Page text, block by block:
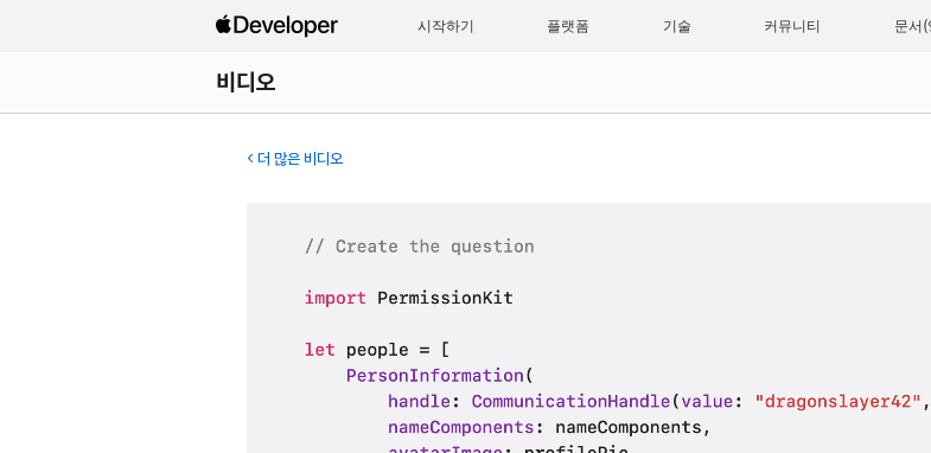
시작하기 플랫폼 기술 커뮤니티 문서
비디오
더 많은 비디오